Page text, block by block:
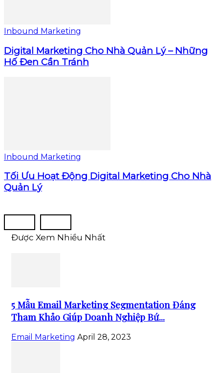
Inbound Marketing
Digital Marketing Cho Nhà Quản Lý – Những
Hố Đen Cần Tránh
Inbound Marketing
Tối Ưu Hoạt Động Digital Marketing Cho Nhà
Quản Lý
Được Xem Nhiều Nhất
5 Mẫu Email Marketing Segmentation Đáng
Tham Khảo Giúp Doanh Nghiệp Bứ...
Email Marketing April 28, 2023